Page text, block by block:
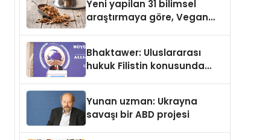
Yeni yapilan 31 bilimsel
araştırmaya göre, Vegan
Sindirildiğini Ortaya Koydu
Bhaktawer: Uluslararası
hukuk Filistin konusunda
Yunan uzman: Ukrayna
savaşı bir ABD projesi